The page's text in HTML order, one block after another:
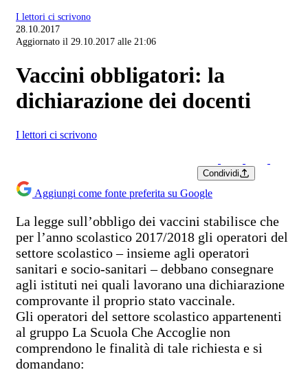
I lettori ci scrivono
28.10.2017
Aggiornato il 29.10.2017 alle 21:06
Vaccini obbligatori: la
dichiarazione dei docenti
I lettori ci scrivono
Condividi
Aggiungi come fonte preferita su Google
La legge sull’obbligo dei vaccini stabilisce che
per l’anno scolastico 2017/2018 gli operatori del
settore scolastico – insieme agli operatori
sanitari e socio-sanitari – debbano consegnare
agli istituti nei quali lavorano una dichiarazione
comprovante il proprio stato vaccinale.
Gli operatori del settore scolastico appartenenti
al gruppo La Scuola Che Accoglie non
comprendono le finalità di tale richiesta e si
domandano: